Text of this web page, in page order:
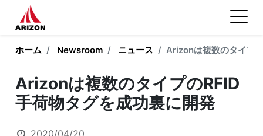
ホーム Newsroom ニュース Arizonは複数のタイプ
Arizonは複数のタイプのRFID
手荷物タグを成功裏に開発
2020/04/20